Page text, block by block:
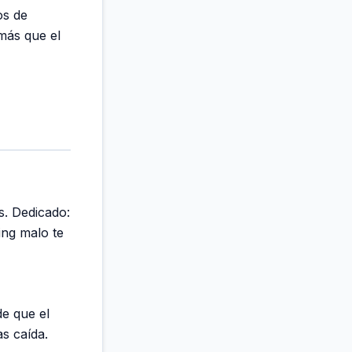
de
que el
Dedicado:
malo te
que el
caída.